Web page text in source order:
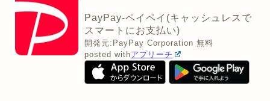
PayPay-ペイペイ(キャッシュレスで
スマートにお支払い)
開発元: PayPay Corporation 無料
posted withアプリーチ